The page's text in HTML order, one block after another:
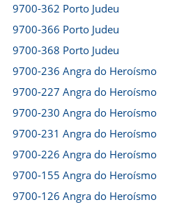
9700-362 Porto Judeu
9700-366 Porto Judeu
9700-368 Porto Judeu
9700-236 Angra do Heroísmo
9700-227 Angra do Heroísmo
9700-230 Angra do Heroísmo
9700-231 Angra do Heroísmo
9700-226 Angra do Heroísmo
9700-155 Angra do Heroísmo
9700-126 Angra do Heroísmo